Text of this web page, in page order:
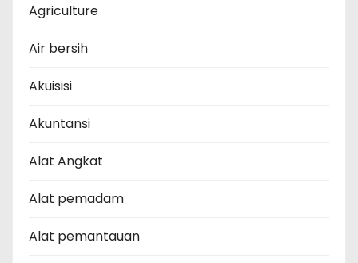
Agriculture
Air bersih
Akuisisi
Akuntansi
Alat Angkat
Alat pemadam
Alat pemantauan